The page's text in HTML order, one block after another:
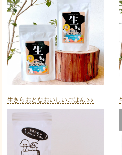
生きらおとなおいしいごはん >>